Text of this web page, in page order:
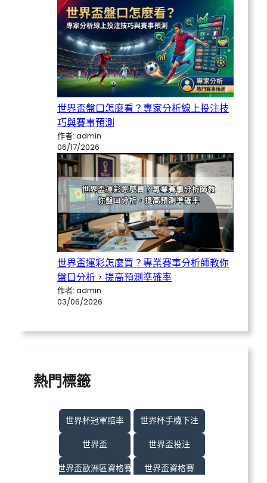
世界盃盤口怎麼看？專家分析線上投注技
巧與賽事預測
作者: admin
06/17/2026
世界盃運彩怎麼買？專業賽事分析師教你
盤口分析，提高預測準確率
作者: admin
03/06/2026
熱門標籤
世界杯冠軍賠率
世界杯手機下注
世界盃
世界盃投注
世界盃歐洲區資格賽
世界盃資格賽